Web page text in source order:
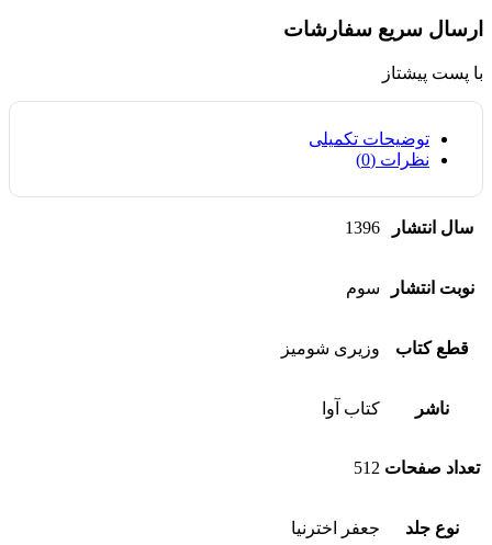
ارسال سریع سفارشات
با پست پیشتاز
توضیحات تکمیلی
نظرات (0)
سال انتشار 1396
نوبت انتشار سوم
قطع کتاب وزیری شومیز
ناشر کتاب آوا
تعداد صفحات 512
نوع جلد جعفر اخترنیا